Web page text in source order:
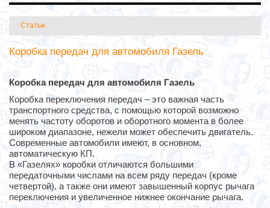
Статьи
Коробка передач для автомобиля Газель
Коробка передач для автомобиля Газель
Коробка переключения передач – это важная часть
транспортного средства, с помощью которой возможно
менять частоту оборотов и оборотного момента в более
широком диапазоне, нежели может обеспечить двигатель.
Современные автомобили имеют, в основном,
автоматическую КП.
В «Газелях» коробки отличаются большими
передаточными числами на всем ряду передач (кроме
четвертой), а также они имеют завышенный корпус рычага
переключения и увеличенное нижнее окончание рычага.